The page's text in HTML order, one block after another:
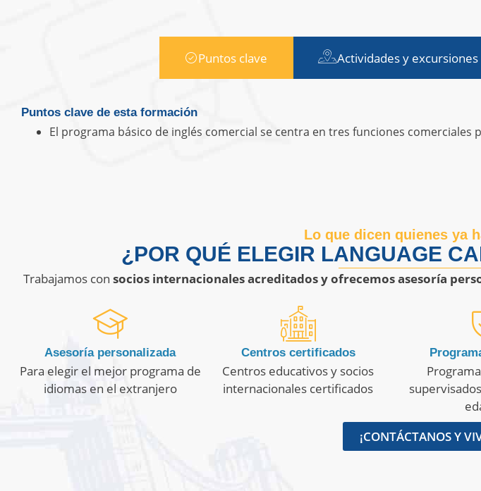
Puntos clave Actividades y excursiones
Puntos clave de esta formación
El programa básico de inglés comercial se centra en tres funciones
Lo que dicen quienes ya
¿POR QUÉ ELEGIR LANGUAGE
Trabajamos con socios internacionales acreditados y ofrecemos asesoría
Asesoría personalizada
Para elegir el mejor programa de
idiomas en el extranjero
Centros certificados
Centros educativos y socios
internacionales certificados
¡CONTÁCTANOS Y